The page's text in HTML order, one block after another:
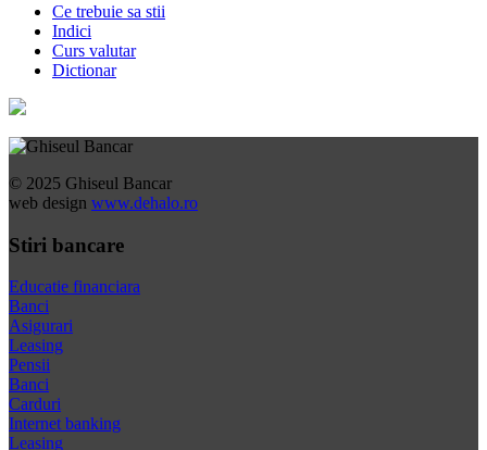
Ce trebuie sa stii
Indici
Curs valutar
Dictionar
© 2025 Ghiseul Bancar
web design www.dehalo.ro
Stiri bancare
Educatie financiara
Banci
Asigurari
Leasing
Pensii
Banci
Carduri
Internet banking
Leasing